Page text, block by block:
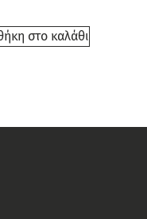
στο καλάθι